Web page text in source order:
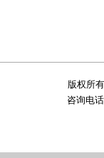
版权所
咨询电